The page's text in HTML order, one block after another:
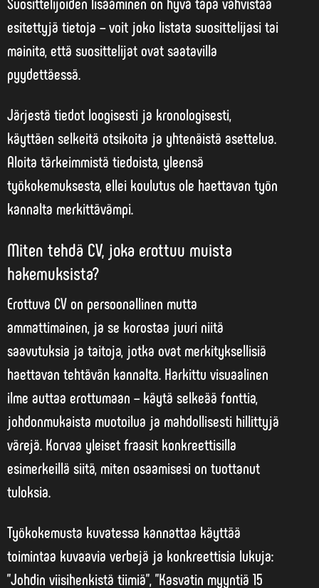
esitettyjä tietoja – voit joko listata suosittelijasi tai
mainita, että suosittelijat ovat saatavilla
pyydettäessä.
Järjestä tiedot loogisesti ja kronologisesti,
käyttäen selkeitä otsikoita ja yhtenäistä asettelua.
Aloita tärkeimmistä tiedoista, yleensä
työkokemuksesta, ellei koulutus ole haettavan työn
kannalta merkittävämpi.
Miten tehdä CV, joka erottuu muista
hakemuksista?
Erottuva CV on persoonallinen mutta
ammattimainen, ja se korostaa juuri niitä
saavutuksia ja taitoja, jotka ovat merkityksellisiä
haettavan tehtävän kannalta. Harkittu visuaalinen
ilme auttaa erottumaan – käytä selkeää fonttia,
johdonmukaista muotoilua ja mahdollisesti hillittyjä
värejä. Korvaa yleiset fraasit konkreettisilla
esimerkeillä siitä, miten osaamisesi on tuottanut
tuloksia.
Työkokemusta kuvatessa kannattaa käyttää
toimintaa kuvaavia verbejä ja konkreettisia lukuja:
”Johdin viisihenkistä tiimiä”, ”Kasvatin myyntiä 15